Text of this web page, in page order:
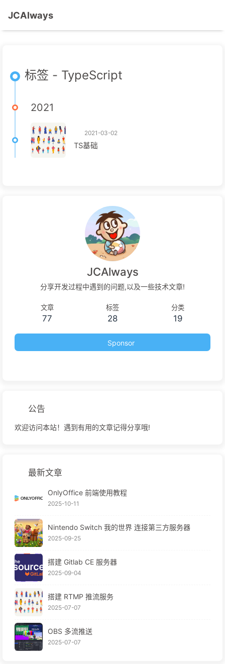
JCAlways
标签 - TypeScript
2021
2021-03-02
TS基础
JCAlways
分享开发过程中遇到的问题,以及一些技术文章!
文章
77
标签
28
分类
19
Sponsor
公告
欢迎访问本站！遇到有用的文章记得分享哦!
最新文章
OnlyOffice 前端使用教程
2025-10-11
Nintendo Switch 我的世界 连接第三方服务器
2025-09-25
搭建 Gitlab CE 服务器
2025-09-04
搭建 RTMP 推流服务
2025-07-07
OBS 多流推送
2025-07-07